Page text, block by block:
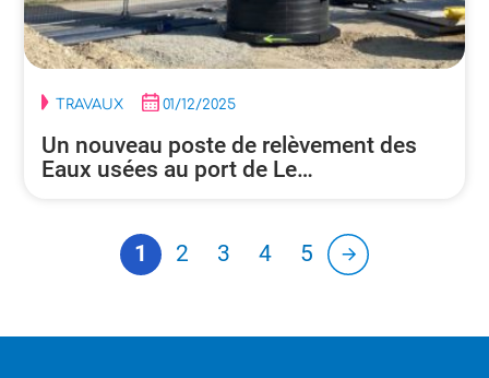
TRAVAUX 01/12/2025
Un nouveau poste de relèvement des
Eaux usées au port de Le…
1 2 3 4 5